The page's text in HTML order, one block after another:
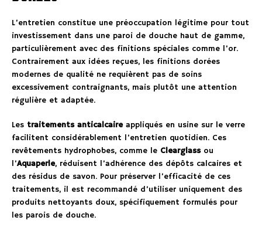
L’entretien constitue une préoccupation légitime pour tout
investissement dans une paroi de douche haut de gamme,
particulièrement avec des finitions spéciales comme l’or.
Contrairement aux idées reçues, les finitions dorées
modernes de qualité ne requièrent pas de soins
excessivement contraignants, mais plutôt une attention
régulière et adaptée.
Les traitements anticalcaireappliqués en usine sur le verre
facilitent considérablement l’entretien quotidien. Ces
revêtements hydrophobes, comme le Clearglassou
l’Aquaperle, réduisent l’adhérence des dépôts calcaires et
des résidus de savon. Pour préserver l’efficacité de ces
traitements, il est recommandé d’utiliser uniquement des
produits nettoyants doux, spécifiquement formulés pour
les parois de douche.